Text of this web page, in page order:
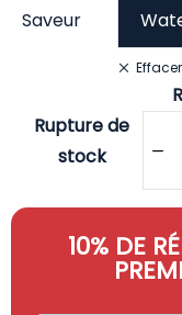
Saveur
Effacer
Rupture de
stock
10% DE